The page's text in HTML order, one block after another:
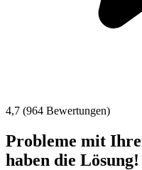
4,7 (964 Bewertungen)
Probleme mit
haben die Lösung!